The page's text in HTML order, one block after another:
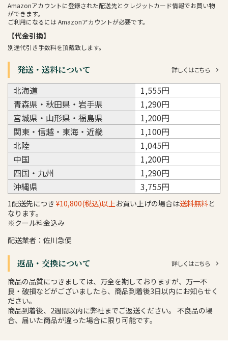
Amazonアカウントに登録された配送先とクレジットカード情報でお買い物
ができます。
ご利用になるには Amazonアカウントが必要です。
【代金引換】
別途代引き手数料を頂戴致します。
発送・送料について 詳しくはこちら
北海道
1,555円
青森県・秋田県・岩手県
1,290円
宮城県・山形県・福島県
1,200円
関東・信越・東海・近畿
1,100円
北陸
1,045円
中国
1,200円
四国・九州
1,290円
沖縄県
3,755円
1配送先につき ¥10,800(税込)以上お買い上げの場合は送料無料と
なります。
※クール料金込み
配送業者：佐川急便
返品・交換について 詳しくはこちら
商品の品質につきましては、万全を期しておりますが、万一不
良・破損などがございましたら、商品到着後3日以内にお知らせく
ださい。
商品到着後、2週間以内に弊社までご返送ください。 不良品の場
合、届いた商品が違った場合に限り可能です。